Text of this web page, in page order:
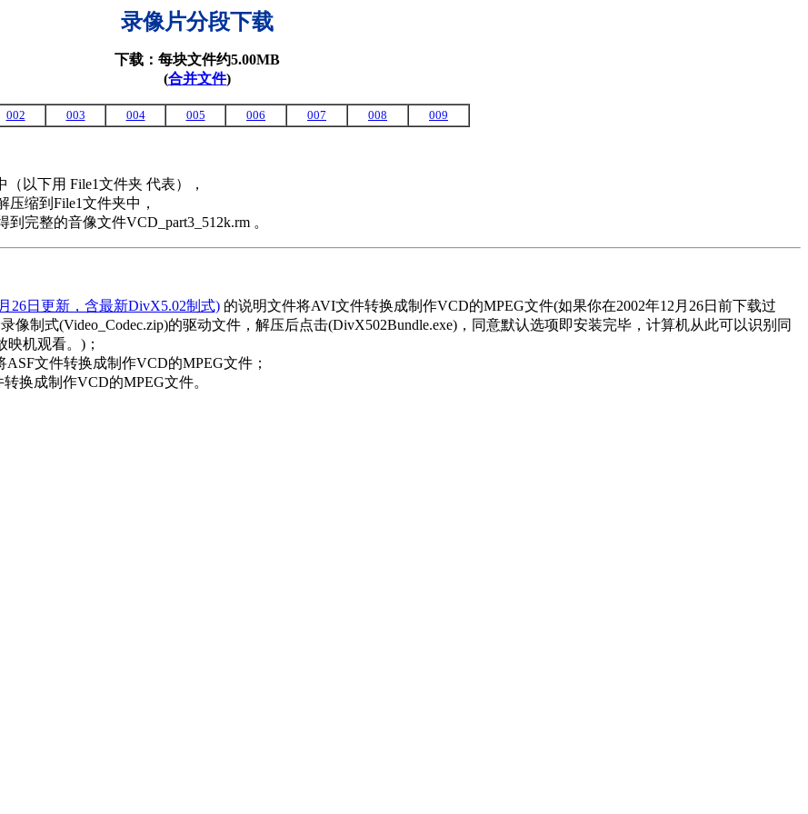
录像片分段下载
下载：每块文件约5.00MB
(合并文件)
002 003 004 005 006 007 008 009
以下用 File1文件夹 代表），
压缩到File1文件夹中，
完整的音像文件VCD_part3_512k.rm 。
26日更新，含最新DivX5.02制式) 的说明文件将AVI文件转换成制作VCD的MPEG文件(如果你在2002年12月26日前下载过
像制式(Video_Codec.zip)的驱动文件，解压后点击(DivX502Bundle.exe)，同意默认选项即安装完毕，计算机从此可以识别同
机观看。)；
文件转换成制作VCD的MPEG文件；
换成制作VCD的MPEG文件。